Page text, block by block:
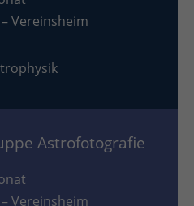
Vereinsheim
Astrofotografie
Vereinsheim